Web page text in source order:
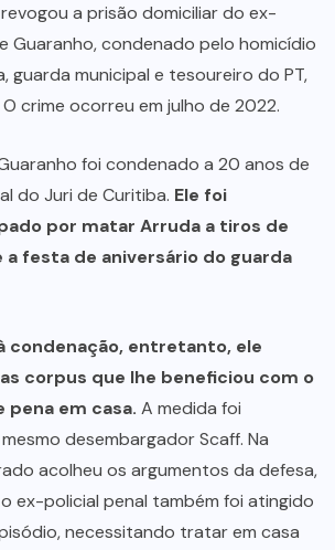
revogou a prisão domiciliar do ex-
Guaranho, condenado pelo homicídio
guarda municipal e tesoureiro do PT,
crime ocorreu em julho de 2022.
foi condenado a 20 anos de
do Juri de Curitiba. Ele foi
por matar Arruda a tiros de
festa de aniversário do guarda
condenação, entretanto, ele
corpus que lhe beneficiou com o
em casa. A medida foi
desembargador Scaff. Na
acolheu os argumentos da defesa,
ex-policial penal também foi atingido
necessitando tratar em casa